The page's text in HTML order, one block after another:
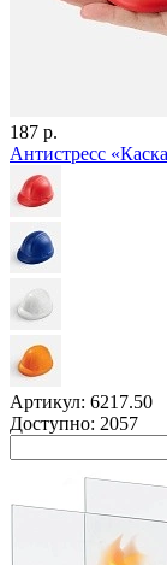
187 р.
Антистресс
Артикул: 6217.50
Доступно: 2057